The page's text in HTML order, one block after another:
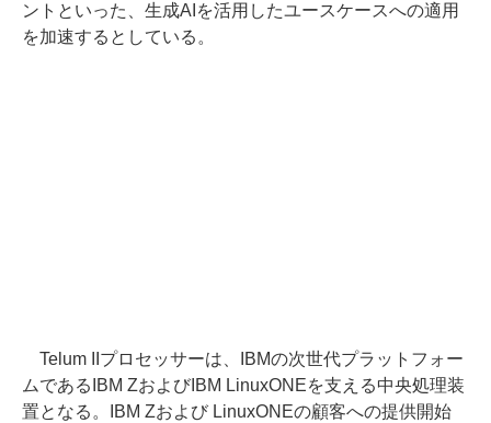
ントといった、生成AIを活用したユースケースへの適用
を加速するとしている。
Telum IIプロセッサーは、IBMの次世代プラットフォー
ムであるIBM ZおよびIBM LinuxONEを支える中央処理装
置となる。IBM Zおよび LinuxONEの顧客への提供開始